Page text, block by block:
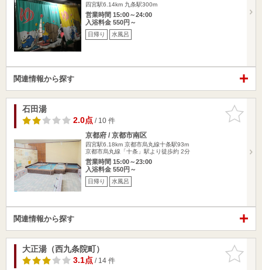
四宮駅6.14km 九条駅300m
営業時間 15:00～24:00
入浴料金 550円～
日帰り 水風呂
関連情報から探す
お気に入
りに追加
石田湯
2.0点/ 10 件
京都府 / 京都市南区
四宮駅6.18km 京都市烏丸線十条駅93m
京都市烏丸線「十条」駅より徒歩約 2分
営業時間 15:00～23:00
入浴料金 550円～
日帰り 水風呂
関連情報から探す
お気に入
りに追加
大正湯（西九条院町）
3.1点/ 14 件